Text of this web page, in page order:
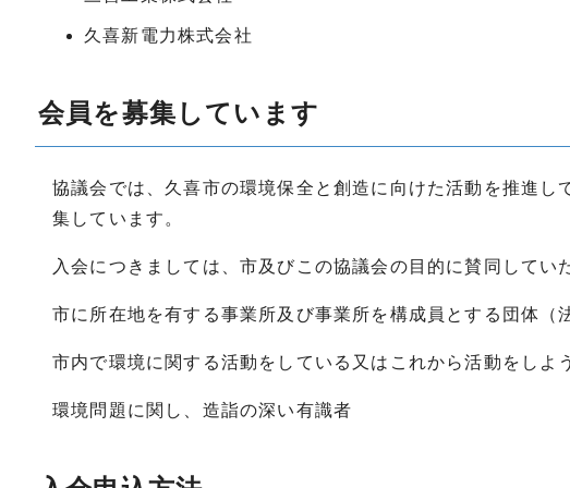
久喜新電力株式会社
会員を募集しています
協議会では、久喜市の環境保全と創造に向けた活動を推進
集しています。
入会につきましては、市及びこの協議会の目的に賛同してい
市に所在地を有する事業所及び事業所を構成員とする団体（
市内で環境に関する活動をしている又はこれから活動をしよ
環境問題に関し、造詣の深い有識者